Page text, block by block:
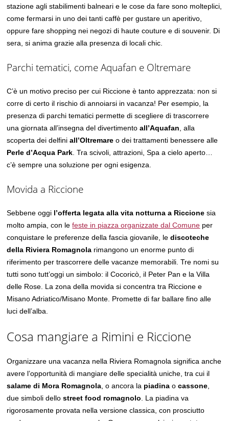
stazione agli stabilimenti balneari e le cose da fare sono molteplici,
come fermarsi in uno dei tanti caffè per gustare un aperitivo,
oppure fare shopping nei negozi di haute couture e di souvenir. Di
sera, si anima grazie alla presenza di locali chic.
Parchi tematici, come Aquafan e Oltremare
C’è un motivo preciso per cui Riccione è tanto apprezzata: non si
corre di certo il rischio di annoiarsi in vacanza! Per esempio, la
presenza di parchi tematici permette di scegliere di trascorrere
una giornata all’insegna del divertimentoall’Aquafan , alla
scoperta dei delfiniall’Oltremare o dei trattamenti benessere alle
Perle d’Acqua Park . Tra scivoli, attrazioni, Spa a cielo aperto…
c’è sempre una soluzione per ogni esigenza.
Movida a Riccione
Sebbene oggi l’offerta legata alla vita notturna a Riccione sia
molto ampia, con lefeste in piazza organizzate dal Comune per
conquistare le preferenze della fascia giovanile, lediscoteche
della Riviera Romagnola rimangono un enorme punto di
riferimento per trascorrere delle vacanze memorabili. Tre nomi su
tutti sono tutt’oggi un simbolo: il Cocoricò, il Peter Pan e la Villa
delle Rose. La zona della movida si concentra tra Riccione e
Misano Adriatico/Misano Monte. Promette di far ballare fino alle
luci dell’alba.
Cosa mangiare a Rimini e Riccione
Organizzare una vacanza nella Riviera Romagnola significa anche
avere l’opportunità di mangiare delle specialità uniche, tra cui il
salame di Mora Romagnola , o ancora la piadina ocassone
due simboli dellostreet food romagnolo . La piadina va
rigorosamente provata nella versione classica, con prosciutto